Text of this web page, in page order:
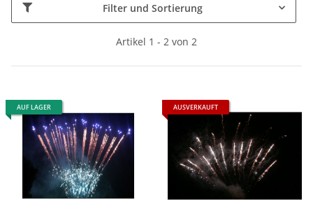
Filter und Sortierung
Artikel 1 - 2 von 2
AUF LAGER AUSVERKAUFT